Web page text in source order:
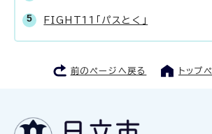
FIGHT11「パスとく」
前のページへ戻る トップ